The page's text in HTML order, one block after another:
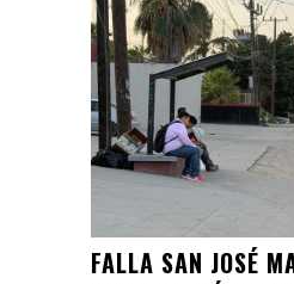
FALLA SAN JOSÉ